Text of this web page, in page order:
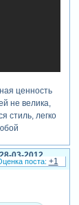
ценность
не велика,
стиль, легко
кому-то
03-2012
+1